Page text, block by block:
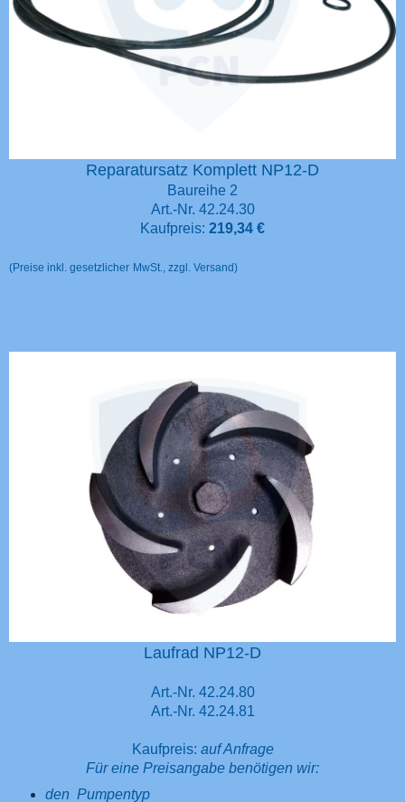
Reparatursatz Komplett NP12-D
Baureihe 2
Art.-Nr. 42.24.30
Kaufpreis: 219,34 €
(Preise inkl. gesetzlicher MwSt., zzgl. Versand)
Laufrad NP12-D
Art.-Nr. 42.24.80
Art.-Nr. 42.24.81
Kaufpreis: auf Anfrage
Für eine Preisangabe benötigen wir:
den Pumpentyp